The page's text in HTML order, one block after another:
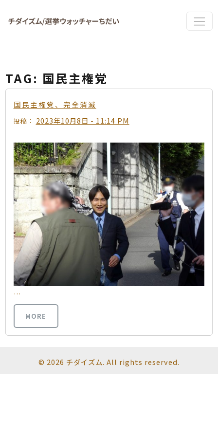
TAG: 国民主権党
国民主権党、完全消滅
投稿： 2023年10月8日 - 11:14 PM
…
MORE
© 2026 チダイズム. All rights reserved.